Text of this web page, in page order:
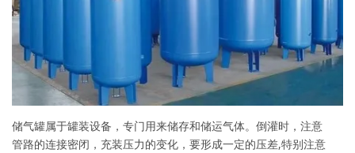
储气罐属于罐装设备，专门用来储存和储运气体。倒灌时，注意
管路的连接密闭，充装压力的变化，要形成一定的压差,特别注意